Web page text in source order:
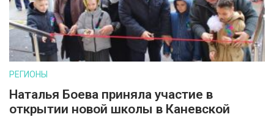
РЕГИОНЫ
Наталья Боева приняла участие в
открытии новой школы в Каневской